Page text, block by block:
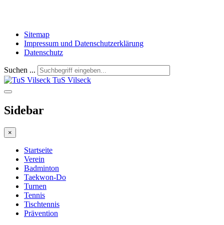
Sitemap
Impressum und Datenschutzerklärung
Datenschutz
Suchen ...
TuS Vilseck
Sidebar
×
Startseite
Verein
Badminton
Taekwon-Do
Turnen
Tennis
Tischtennis
Prävention